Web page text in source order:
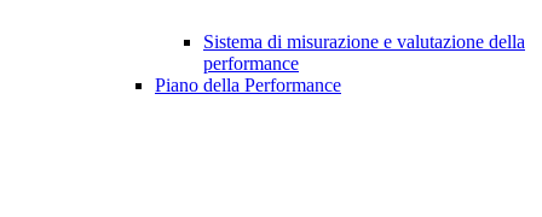
Sistema di misurazione e valutazione della
performance
Piano della Performance